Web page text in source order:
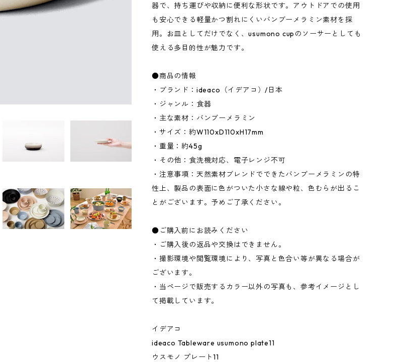
器で、持ち運びや収納に便利な形状です。アウトドアでの使用
も安心できる軽量かつ割れにくいバンブーメラミン素材を採
用。お皿としてだけでなく、usumono cupのソーサーとしても
使える多目的性が魅力です。
●商品の情報
・ブランド：ideaco（イデアコ）/日本
・ジャンル：食器
・主な素材：バンブーメラミン
・サイズ：約W110xD110xH17mm
・重量：約45g
・その他：食洗機対応、電子レンジ不可
・注意事項：天然素材ブレンドでできたバンブーメラミンの特
性上、製品の表面に色がついた小さな線や粒、色むらが出るこ
とがございます。予めご了承ください。
●ご購入前にお読みください
・ご購入後の返品や交換はできません。
・撮影環境や閲覧環境により、写真と色合い等が異なる場合が
ございます。
・当ページで販売するカラー以外の写真も、参考イメージとし
て掲載しています。
イデアコ
ideaco Tableware usumono plate11
ウスモノ プレート11